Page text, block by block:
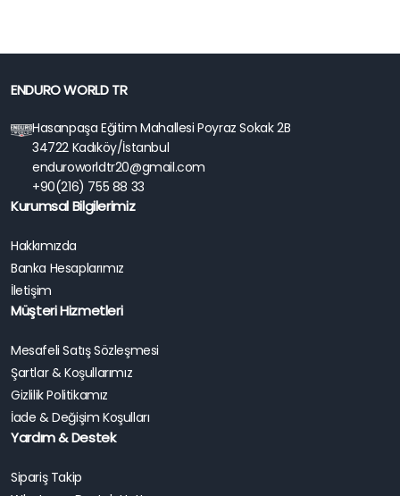
ENDURO WORLD TR
Hasanpaşa Eğitim Mahallesi Poyraz Sokak 2B
34722 Kadıköy/İstanbul
enduroworldtr20@gmail.com
+90(216) 755 88 33
Kurumsal Bilgilerimiz
Hakkımızda
Banka Hesaplarımız
İletişim
Müşteri Hizmetleri
Mesafeli Satış Sözleşmesi
Şartlar & Koşullarımız
Gizlilik Politikamız
İade & Değişim Koşulları
Yardım & Destek
Sipariş Takip